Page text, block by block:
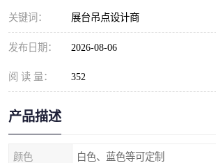
关键词： 展台吊点设计商
发布日期： 2026-08-06
阅 读 量： 352
产品描述
颜色 白色、蓝色等可定制